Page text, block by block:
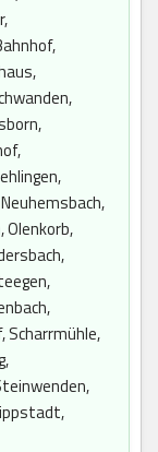
Olenkorb,
Scharrmühle,